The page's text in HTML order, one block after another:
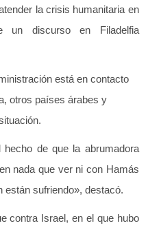
la crisis humanitaria en
un discurso en Filadelfia
está en contacto
otros países árabes y
de que la abrumadora
nada que ver ni con Hamás
están sufriendo», destacó.
contra Israel, en el que hubo